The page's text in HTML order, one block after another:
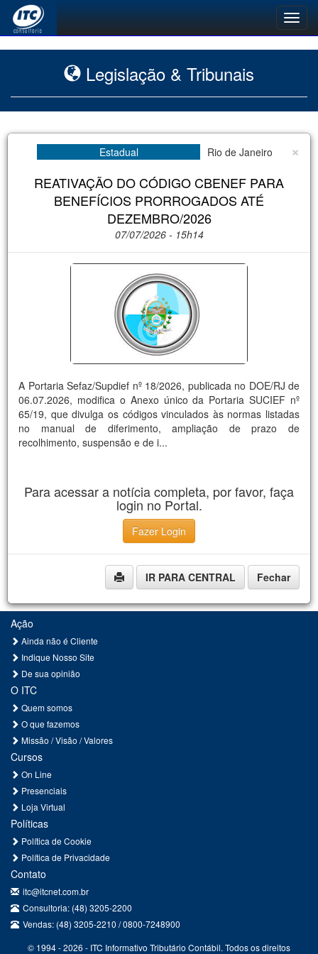
Legislação & Tribunais
×
Estadual Rio de Janeiro
REATIVAÇÃO DO CÓDIGO CBENEF PARA
BENEFÍCIOS PRORROGADOS ATÉ
DEZEMBRO/2026
07/07/2026 - 15h14
A Portaria Sefaz/Supdief nº 18/2026, publicada no DOE/RJ de
06.07.2026, modifica o Anexo único da Portaria SUCIEF nº
65/19, que divulga os códigos vinculados às normas listadas
no manual de diferimento, ampliação de prazo de
recolhimento, suspensão e de i...
Para acessar a notícia completa, por favor, faça
login no Portal.
Fazer Login
IR PARA CENTRAL Fechar
Ação
Ainda não é Cliente
Indique Nosso Site
De sua opinião
O ITC
Quem somos
O que fazemos
Missão / Visão / Valores
Cursos
On Line
Presenciais
Loja Virtual
Políticas
Política de Cookie
Política de Privacidade
Contato
itc@itcnet.com.br
Consultoria: (48) 3205-2200
Vendas: (48) 3205-2210 / 0800-7248900
© 1994 - 2026 - ITC Informativo Tributário Contábil. Todos os direitos